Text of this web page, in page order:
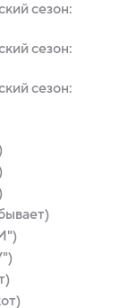
сезон:
сезон:
сезон: